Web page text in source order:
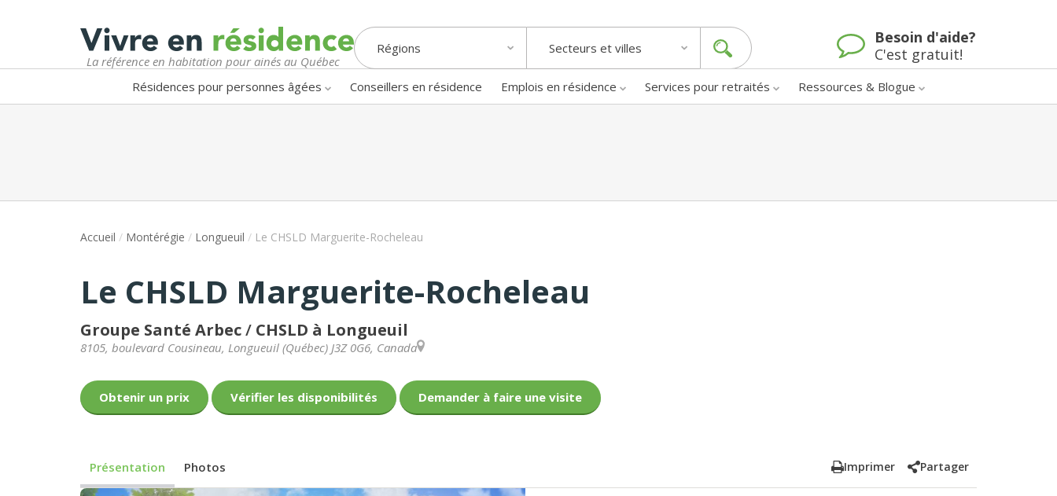
La référence en habitation pour ainés au Québec
Régions Secteurs et villes
Besoin d'aide?
C'est gratuit!
Résidences pour personnes âgées Conseillers en résidence Emplois en résidence Services pour retraités Ressources & Blogue
Accueil / Montérégie / Longueuil / Le CHSLD Marguerite-Rocheleau
Le CHSLD Marguerite-Rocheleau
Groupe Santé Arbec/ CHSLD à Longueuil
8105, boulevard Cousineau, Longueuil (Québec) J3Z 0G6, Canada
Obtenir un prix Vérifier les disponibilités Demander à faire une visite
Présentation Photos Imprimer Partager